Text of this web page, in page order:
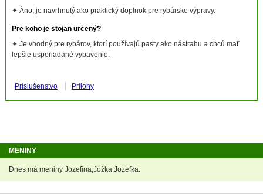
✦ Áno, je navrhnutý ako praktický doplnok pre rybárske výpravy.
Pre koho je stojan určený?
✦ Je vhodný pre rybárov, ktorí používajú pasty ako nástrahu a chcú mať
lepšie usporiadané vybavenie.
Príslušenstvo Prílohy
MENINY
Dnes má meniny Jozefína,Jožka,Jozefka.